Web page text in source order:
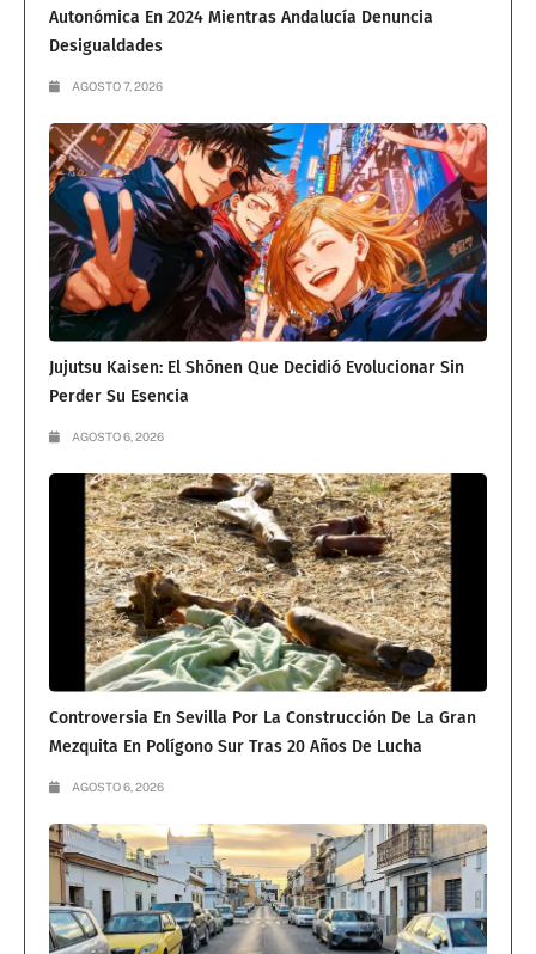
Autonómica En 2024 Mientras Andalucía Denuncia
Desigualdades
AGOSTO 7, 2026
Jujutsu Kaisen: El Shōnen Que Decidió Evolucionar Sin
Perder Su Esencia
AGOSTO 6, 2026
Controversia En Sevilla Por La Construcción De La Gran
Mezquita En Polígono Sur Tras 20 Años De Lucha
AGOSTO 6, 2026